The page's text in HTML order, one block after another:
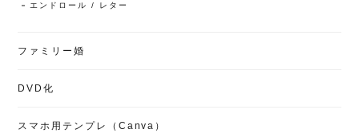
エンドロール / レター
ファミリー婚
DVD化
スマホ用テンプレ（Canva）